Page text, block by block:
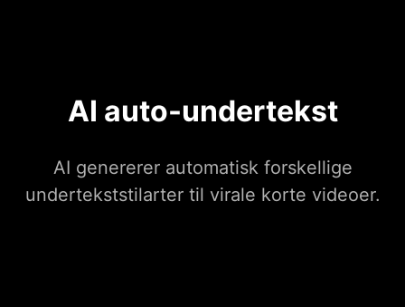
AI auto-undertekst
AI genererer automatisk forskellige
undertekststilarter til virale korte videoer.